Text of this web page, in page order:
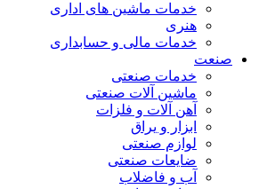
خدمات ماشین های اداری
هنری
خدمات مالی و حسابداری
صنعت
خدمات صنعتی
ماشین آلات صنعتی
آهن آلات و فلزات
ابزار و یراق
لوازم صنعتی
ضایعات صنعتی
آب و فاضلاب